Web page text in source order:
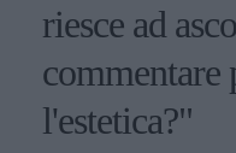
riesce ad
commentare
l'estetica?"